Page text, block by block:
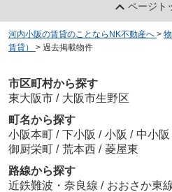
ページト
河内小阪の賃貸のことならNK不動産へ >
賃貸）
> 過去掲載物件
市区町村から探す
東大阪市 / 大阪市生野区
町名から探す
小阪本町 / 下小阪 / 小阪 / 中小阪
御厨栄町 / 荒本西 / 菱屋東
路線から探す
近鉄難波・奈良線 / おおさか東